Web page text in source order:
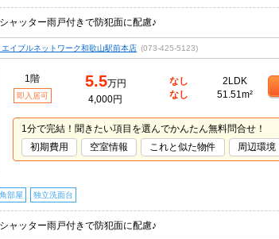
ャッター雨戸付きで防犯面に配慮♪
イブルネットワーク和歌山駅前本店 (073-425-5123)
1階
即入居可
5.5万円
4,000円
なし
なし
2LDK
51.51m²
1分で完結！聞きたい項目を選んでかんたん無料問合せ！
初期費用
空室情報 これと似た物件 周辺環境
角部屋 独立洗面台
ャッター雨戸付きで防犯面に配慮♪